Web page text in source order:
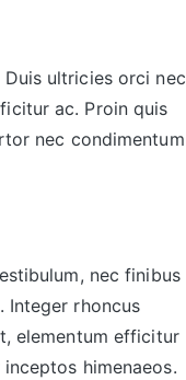
ultricies orci nec
ac. Proin quis
nec condimentum
nec finibus
Integer rhoncus
elementum efficitur
himenaeos.